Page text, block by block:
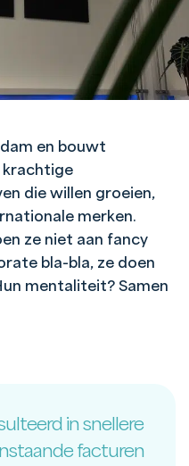
en bouwt
krachtige
die willen groeien,
merken.
ze niet aan fancy
bla-bla, ze doen
mentaliteit? Samen
in snellere
facturen